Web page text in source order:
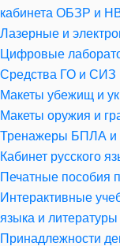
кабинета ОБЗР и
Лазерные и
Цифровые
Средства ГО и СИЗ
Макеты убежищ и
Макеты оружия и
Тренажеры БПЛА и
Кабинет русского
Печатные пособия
Интерактивные
языка и литературы
Принадлежности